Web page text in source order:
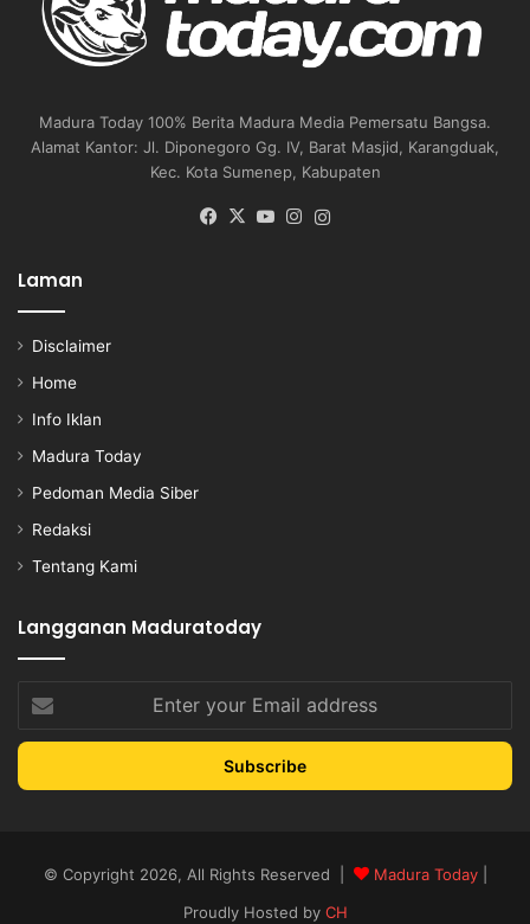
Madura Today 100% Berita Madura Media Pemersatu Bangsa.
Alamat Kantor: Jl. Diponegoro Gg. IV, Barat Masjid, Karangduak,
Kec. Kota Sumenep, Kabupaten
Facebook
X YouTubeInstagram
Laman
Disclaimer
Home
Info Iklan
Madura Today
Pedoman Media Siber
Redaksi
Tentang Kami
Langganan Maduratoday
your
Email
© Copyright 2026, All Rights Reserved | Madura Today
Proudly Hosted by CH